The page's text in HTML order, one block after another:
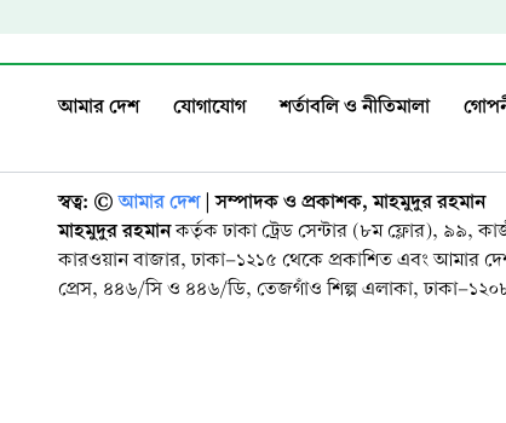
আমার দেশ যোগাযোগ শর্তাবলি ও নীতিমালা
স্বত্ব: ©️ আমার দেশ| সম্পাদক ও প্রকাশক, মাহমুদুর রহমান
মাহমুদুর রহমানকর্তৃক ঢাকা ট্রেড সেন্টার (৮ম ফ্লোর), ৯৯,
কারওয়ান বাজার, ঢাকা-১২১৫ থেকে প্রকাশিত এবং আমার
প্রেস, ৪৪৬/সি ও ৪৪৬/ডি, তেজগাঁও শিল্প এলাকা, ঢাকা-